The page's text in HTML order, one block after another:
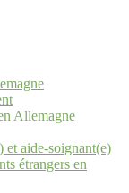
Allemagne
et aide-soignant(e)
étrangers en